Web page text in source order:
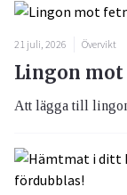
21 juli, 2026 Övervikt
Lingon
Att lägga till